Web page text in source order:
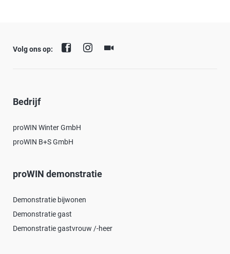
Volg ons op:
Bedrijf
proWIN Winter GmbH
proWIN B+S GmbH
proWIN demonstratie
Demonstratie bijwonen
Demonstratie gast
Demonstratie gastvrouw /-heer